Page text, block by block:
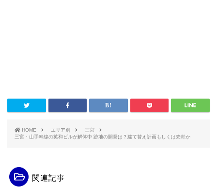
HOME エリア別
三宮
三宮・山手幹線の英和ビルが解体中 跡地の開発は？建て替え計画もしくは売却か
関連記事